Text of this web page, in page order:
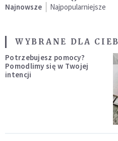
Najnowsze Najpopularniejsze
WYBRANE DLA
Potrzebujesz pomocy?
Pomodlimy się w Twojej
intencji